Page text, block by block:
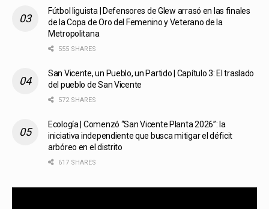
Fútbol liguista | Defensores de Glew arrasó en las finales
de la Copa de Oro del Femenino y Veterano de la
Metropolitana
555 SHARES
San Vicente, un Pueblo, un Partido | Capítulo 3: El traslado
del pueblo de San Vicente
572 SHARES
Ecología | Comenzó “San Vicente Planta 2026”: la
iniciativa independiente que busca mitigar el déficit
arbóreo en el distrito
617 SHARES